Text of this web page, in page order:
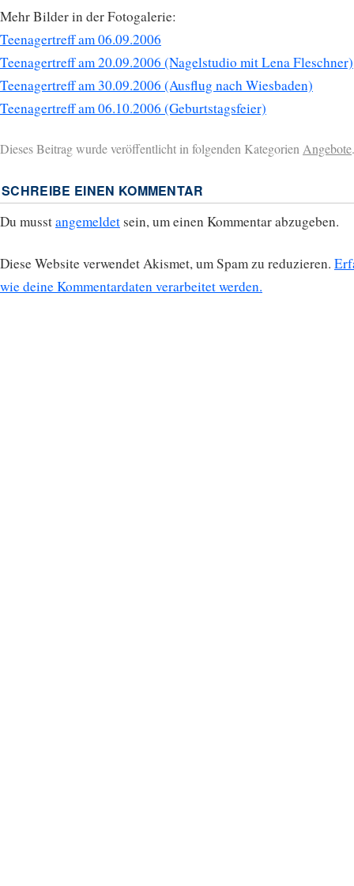
Mehr Bilder in der Fotogalerie:
Teenagertreff am 06.09.2006
Teenagertreff am 20.09.2006 (Nagelstudio mit Lena Fleschner)
Teenagertreff am 30.09.2006 (Ausflug nach Wiesbaden)
Teenagertreff am 06.10.2006 (Geburtstagsfeier)
Dieses Beitrag wurde veröffentlicht in folgenden KategorienAngebote.
SCHREIBE EINEN KOMMENTAR
Du musstangemeldet sein, um einen Kommentar abzugeben.
Diese Website verwendet Akismet, um Spam zu reduzieren.
wie deine Kommentardaten verarbeitet werden.